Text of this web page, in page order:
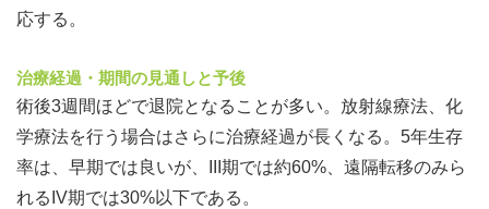
応する。
治療経過・期間の見通しと予後
術後3週間ほどで退院となることが多い。放射線療法、化
学療法を行う場合はさらに治療経過が長くなる。5年生存
率は、早期では良いが、III期では約60%、遠隔転移のみら
れるIV期では30%以下である。